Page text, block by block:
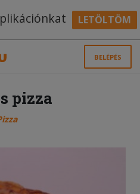
LETÖLTÖM
BELÉPÉS
pizza